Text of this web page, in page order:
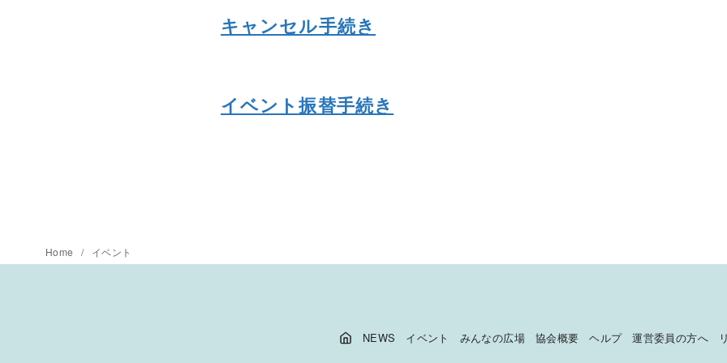
キャンセル手続き
イベント振替手続き
Home イベント
NEWS イベント みんなの広場 協会概要 ヘルプ 運営委員の方へ